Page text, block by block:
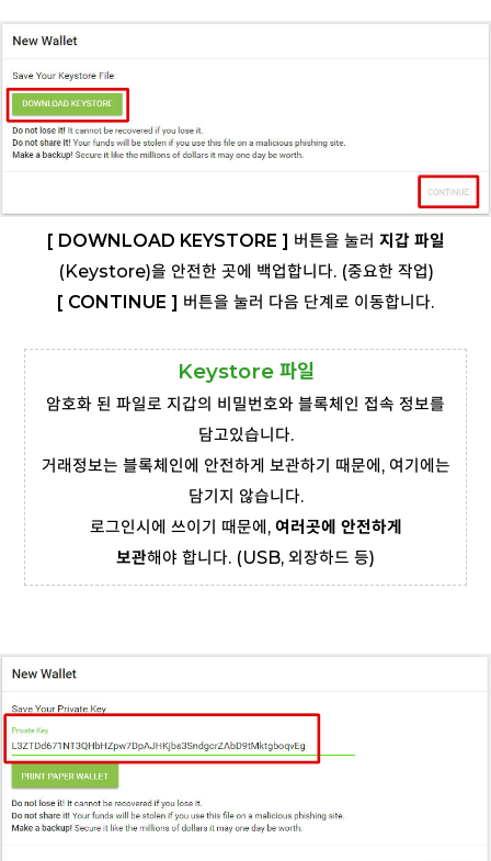
[ DOWNLOAD KEYSTORE ] 버튼을 눌러 지갑 파일
(Keystore)을 안전한 곳에 백업합니다. (중요한 작업)
[ CONTINUE ] 버튼을 눌러 다음 단계로 이동합니다.
Keystore 파일
암호화 된 파일로 지갑의 비밀번호와 블록체인 접속 정보를
담고있습니다.
거래정보는 블록체인에 안전하게 보관하기 때문에, 여기에는
담기지 않습니다.
로그인시에 쓰이기 때문에, 여러곳에 안전하게
보관해야 합니다. (USB, 외장하드 등)